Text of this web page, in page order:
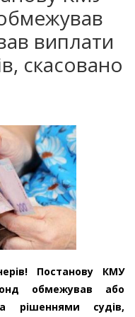
виплати
скасовано
Постанову КМУ
обмежував або
рішеннями судів,